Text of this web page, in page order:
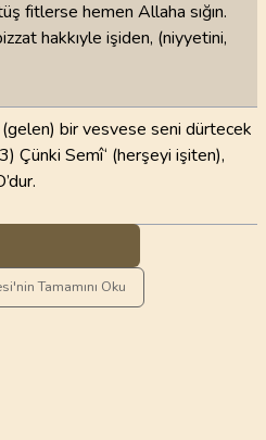
fitlerse hemen Allaha sığın.
hakkıyle işiden, (niyyetini,
bir vesvese seni dürtecek
Çünki Semî‘ (herşeyi işiten),
Tamamını Oku